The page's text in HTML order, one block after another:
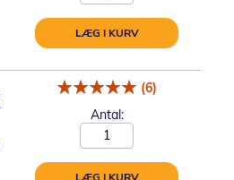
LÆG I KURV
(6)
Antal:
LÆG I KURV